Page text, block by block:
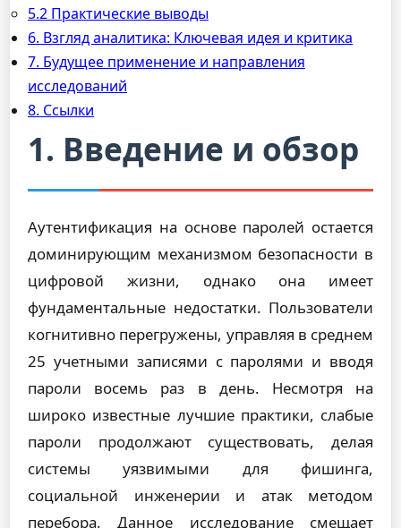
5.2 Практические выводы
6. Взгляд аналитика: Ключевая идея и критика
7. Будущее применение и направления
исследований
8. Ссылки
1. Введение и обзор
Аутентификация на основе паролей остается
доминирующим механизмом безопасности в
цифровой жизни, однако она имеет
фундаментальные недостатки. Пользователи
когнитивно перегружены, управляя в среднем
25 учетными записями с паролями и вводя
пароли восемь раз в день. Несмотря на
широко известные лучшие практики, слабые
пароли продолжают существовать, делая
системы уязвимыми для фишинга,
социальной инженерии и атак методом
перебора. Данное исследование смещает